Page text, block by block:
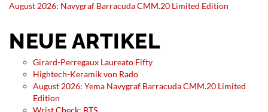
August 2026: Navygraf Barracuda CMM.20 Limited Edition
NEUE ARTIKEL
Girard-Perregaux Laureato Fifty
Hightech-Keramik von Rado
August 2026: Yema Navygraf Barracuda CMM.20 Limited
Edition
Wrist Check: BTS